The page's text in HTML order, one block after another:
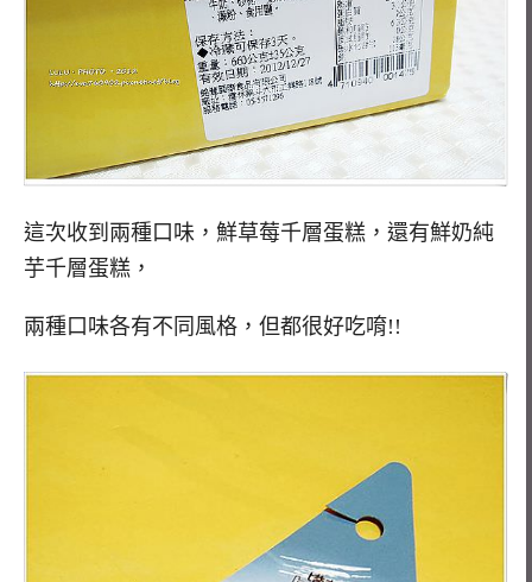
這次收到兩種口味，鮮草莓千層蛋糕，還有鮮奶純
芋千層蛋糕，
兩種口味各有不同風格，但都很好吃唷!!